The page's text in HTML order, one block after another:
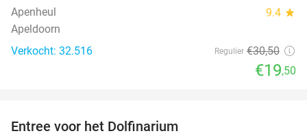
Apenheul 9.4 star
Apeldoorn
Verkocht: 32.516
Regulier €30,50
€19,50
Entree voor het Dolfinarium